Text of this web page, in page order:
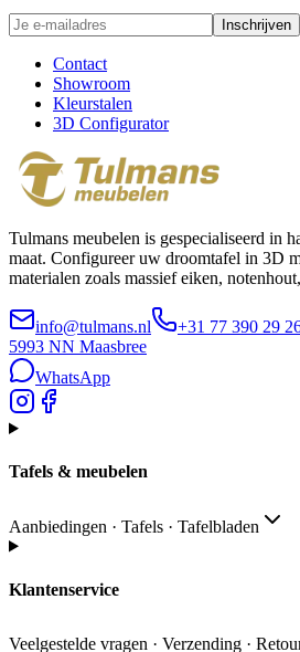
Inschrijven
Contact
Showroom
Kleurstalen
3D Configurator
Tulmans meubelen is gespecialiseerd in
maat. Configureer uw droomtafel in 3D
materialen zoals massief eiken,
info@tulmans.nl +31 77 390 29
5993 NN Maasbree
WhatsApp
Tafels & meubelen
Aanbiedingen · Tafels · Tafelbladen
Klantenservice
Veelgestelde vragen · Verzending ·